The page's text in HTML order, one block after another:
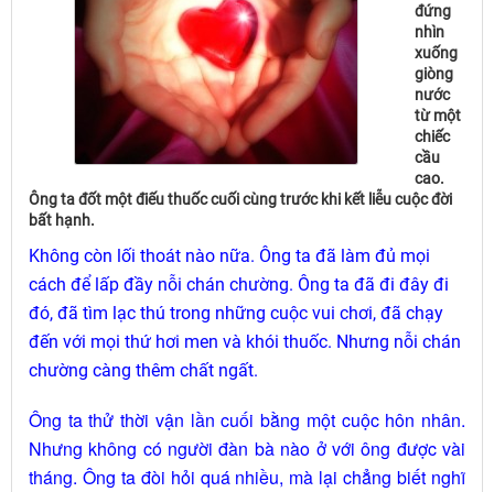
đứng
nhìn
xuống
giòng
nước
từ một
chiếc
cầu
cao.
Ông ta đốt một điếu thuốc cuối cùng trước khi kết liễu cuộc đời
bất hạnh.
Không còn lối thoát nào nữa. Ông ta đã làm đủ mọi
cách để lấp đầy nỗi chán chường. Ông ta đã đi đây đi
đó, đã tìm lạc thú trong những cuộc vui chơi, đã chạy
đến với mọi thứ hơi men và khói thuốc. Nhưng nỗi chán
chường càng thêm chất ngất.
Ông ta thử thời vận lần cuối bằng một cuộc hôn nhân.
Nhưng không có người đàn bà nào ở với ông được vài
tháng. Ông ta đòi hỏi quá nhiều, mà lại chẳng biết nghĩ